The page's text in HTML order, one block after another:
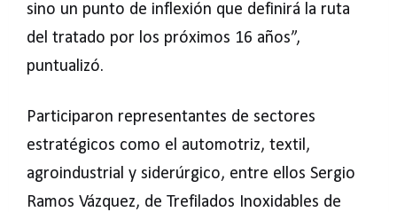
sino un punto de inflexión que definirá la ruta
del tratado por los próximos 16 años”,
puntualizó.
Participaron representantes de sectores
estratégicos como el automotriz, textil,
agroindustrial y siderúrgico, entre ellos Sergio
Ramos Vázquez, de Trefilados Inoxidables de